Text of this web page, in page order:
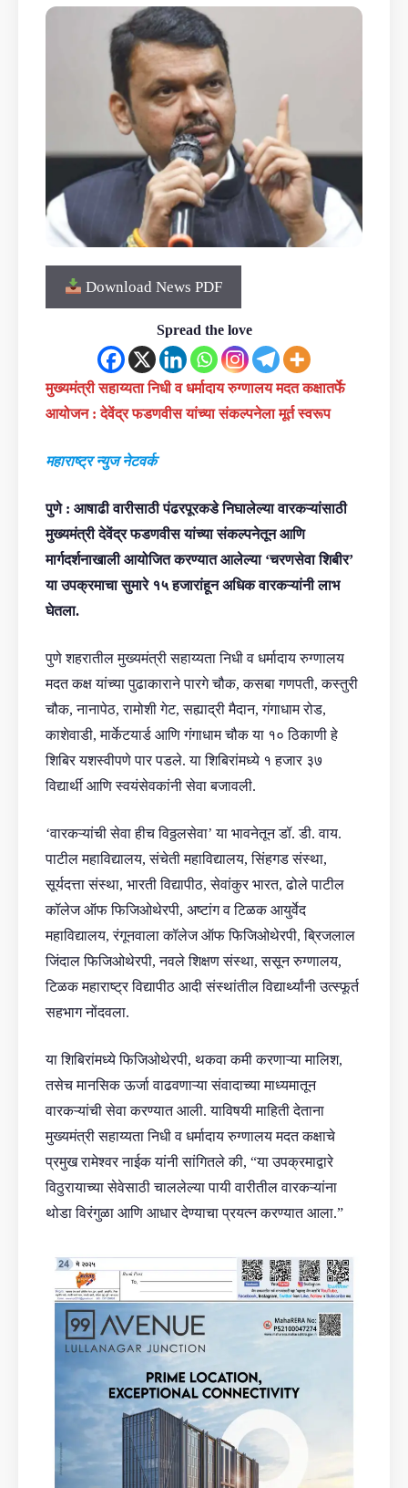
Download News PDF
Spread the love
मुख्यमंत्री सहाय्यता निधी व धर्मादाय रुग्णालय मदत कक्षातर्फे
आयोजन : देवेंद्र फडणवीस यांच्या संकल्पनेला मूर्त स्वरूप
महाराष्ट्र न्युज नेटवर्क
पुणे : आषाढी वारीसाठी पंढरपूरकडे निघालेल्या वारकऱ्यांसाठी
मुख्यमंत्री देवेंद्र फडणवीस यांच्या संकल्पनेतून आणि
मार्गदर्शनाखाली आयोजित करण्यात आलेल्या ‘चरणसेवा शिबीर’
या उपक्रमाचा सुमारे १५ हजारांहून अधिक वारकऱ्यांनी लाभ
घेतला.
पुणे शहरातील मुख्यमंत्री सहाय्यता निधी व धर्मादाय रुग्णालय
मदत कक्ष यांच्या पुढाकाराने पारगे चौक, कसबा गणपती, कस्तुरी
चौक, नानापेठ, रामोशी गेट, सह्याद्री मैदान, गंगाधाम रोड,
काशेवाडी, मार्केटयार्ड आणि गंगाधाम चौक या १० ठिकाणी हे
शिबिर यशस्वीपणे पार पडले. या शिबिरांमध्ये १ हजार ३७
विद्यार्थी आणि स्वयंसेवकांनी सेवा बजावली.
‘वारकऱ्यांची सेवा हीच विठ्ठलसेवा’ या भावनेतून डॉ. डी. वाय.
पाटील महाविद्यालय, संचेती महाविद्यालय, सिंहगड संस्था,
सूर्यदत्ता संस्था, भारती विद्यापीठ, सेवांकुर भारत, ढोले पाटील
कॉलेज ऑफ फिजिओथेरपी, अष्टांग व टिळक आयुर्वेद
महाविद्यालय, रंगूनवाला कॉलेज ऑफ फिजिओथेरपी, ब्रिजलाल
जिंदाल फिजिओथेरपी, नवले शिक्षण संस्था, ससून रुग्णालय,
टिळक महाराष्ट्र विद्यापीठ आदी संस्थांतील विद्यार्थ्यांनी उत्स्फूर्त
सहभाग नोंदवला.
या शिबिरांमध्ये फिजिओथेरपी, थकवा कमी करणाऱ्या मालिश,
तसेच मानसिक ऊर्जा वाढवणाऱ्या संवादाच्या माध्यमातून
वारकऱ्यांची सेवा करण्यात आली. याविषयी माहिती देताना
मुख्यमंत्री सहाय्यता निधी व धर्मादाय रुग्णालय मदत कक्षाचे
प्रमुख रामेश्वर नाईक यांनी सांगितले की, “या उपक्रमाद्वारे
विठुरायाच्या सेवेसाठी चाललेल्या पायी वारीतील वारकऱ्यांना
थोडा विरंगुळा आणि आधार देण्याचा प्रयत्न करण्यात आला.”